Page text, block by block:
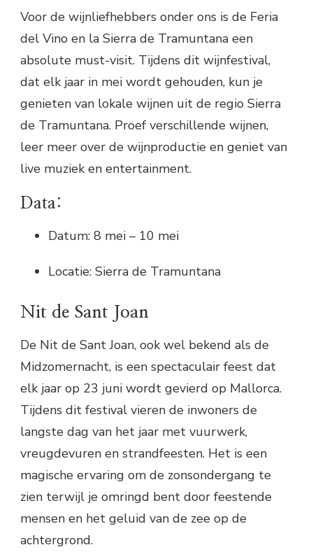
Voor de wijnliefhebbers onder ons is de Feria
del Vino en la Sierra de Tramuntana een
absolute must-visit. Tijdens dit wijnfestival,
dat elk jaar in mei wordt gehouden, kun je
genieten van lokale wijnen uit de regio Sierra
de Tramuntana. Proef verschillende wijnen,
leer meer over de wijnproductie en geniet van
live muziek en entertainment.
Data:
Datum: 8 mei – 10 mei
Locatie: Sierra de Tramuntana
Nit de Sant Joan
De Nit de Sant Joan, ook wel bekend als de
Midzomernacht, is een spectaculair feest dat
elk jaar op 23 juni wordt gevierd op Mallorca.
Tijdens dit festival vieren de inwoners de
langste dag van het jaar met vuurwerk,
vreugdevuren en strandfeesten. Het is een
magische ervaring om de zonsondergang te
zien terwijl je omringd bent door feestende
mensen en het geluid van de zee op de
achtergrond.